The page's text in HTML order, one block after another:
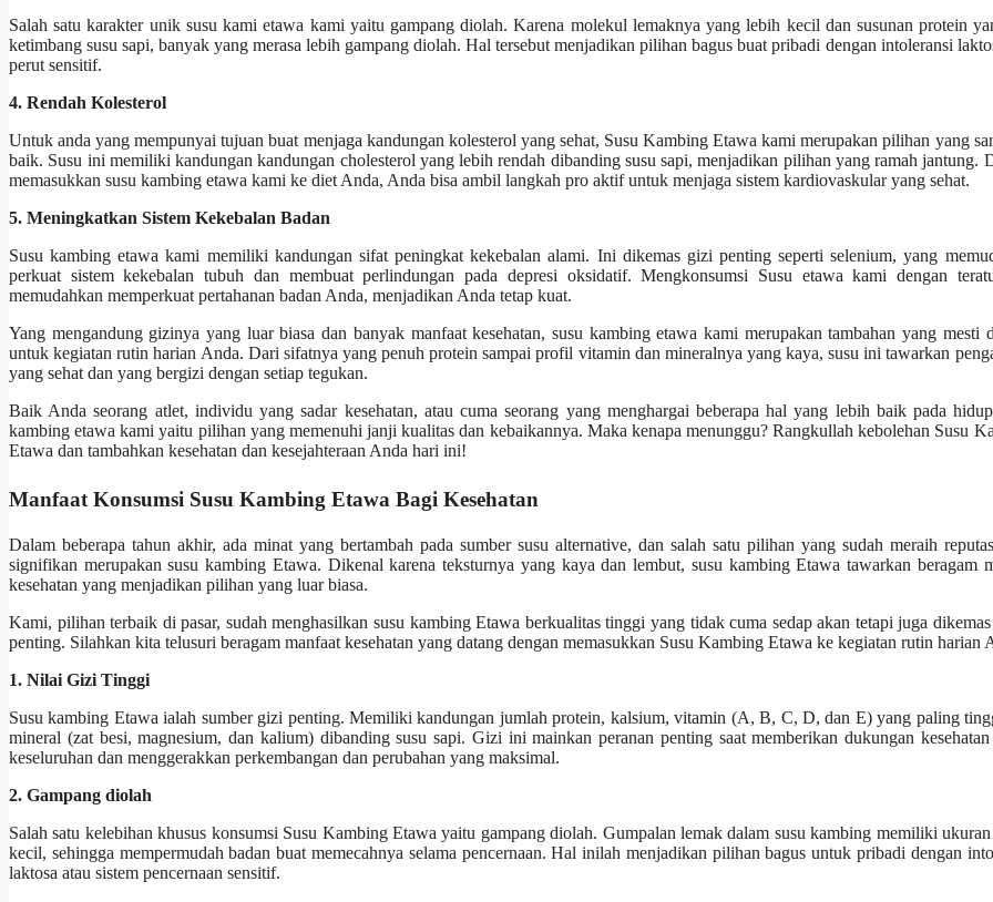
Salah satu karakter unik susu kami etawa kami yaitu gampang diolah. Karena molekul lemaknya yang lebih kecil dan susunan protein
ketimbang susu sapi, banyak yang merasa lebih gampang diolah. Hal tersebut menjadikan pilihan bagus buat pribadi dengan intoleransi
perut sensitif.
4. Rendah Kolesterol
Untuk anda yang mempunyai tujuan buat menjaga kandungan kolesterol yang sehat, Susu Kambing Etawa kami merupakan pilihan yang
baik. Susu ini memiliki kandungan kandungan cholesterol yang lebih rendah dibanding susu sapi, menjadikan pilihan yang ramah jantung.
memasukkan susu kambing etawa kami ke diet Anda, Anda bisa ambil langkah pro aktif untuk menjaga sistem kardiovaskular yang sehat.
5. Meningkatkan Sistem Kekebalan Badan
Susu kambing etawa kami memiliki kandungan sifat peningkat kekebalan alami. Ini dikemas gizi penting seperti selenium, yang
perkuat sistem kekebalan tubuh dan membuat perlindungan pada depresi oksidatif. Mengkonsumsi Susu etawa kami dengan
memudahkan memperkuat pertahanan badan Anda, menjadikan Anda tetap kuat.
Yang mengandung gizinya yang luar biasa dan banyak manfaat kesehatan, susu kambing etawa kami merupakan tambahan yang mesti
untuk kegiatan rutin harian Anda. Dari sifatnya yang penuh protein sampai profil vitamin dan mineralnya yang kaya, susu ini tawarkan
yang sehat dan yang bergizi dengan setiap tegukan.
Baik Anda seorang atlet, individu yang sadar kesehatan, atau cuma seorang yang menghargai beberapa hal yang lebih baik pada
kambing etawa kami yaitu pilihan yang memenuhi janji kualitas dan kebaikannya. Maka kenapa menunggu? Rangkullah kebolehan Susu
Etawa dan tambahkan kesehatan dan kesejahteraan Anda hari ini!
Manfaat Konsumsi Susu Kambing Etawa Bagi Kesehatan
Dalam beberapa tahun akhir, ada minat yang bertambah pada sumber susu alternative, dan salah satu pilihan yang sudah meraih
signifikan merupakan susu kambing Etawa. Dikenal karena teksturnya yang kaya dan lembut, susu kambing Etawa tawarkan beragam
kesehatan yang menjadikan pilihan yang luar biasa.
Kami, pilihan terbaik di pasar, sudah menghasilkan susu kambing Etawa berkualitas tinggi yang tidak cuma sedap akan tetapi juga
penting. Silahkan kita telusuri beragam manfaat kesehatan yang datang dengan memasukkan Susu Kambing Etawa ke kegiatan rutin harian
1. Nilai Gizi Tinggi
Susu kambing Etawa ialah sumber gizi penting. Memiliki kandungan jumlah protein, kalsium, vitamin (A, B, C, D, dan E) yang paling
mineral (zat besi, magnesium, dan kalium) dibanding susu sapi. Gizi ini mainkan peranan penting saat memberikan dukungan kesehatan
keseluruhan dan menggerakkan perkembangan dan perubahan yang maksimal.
2. Gampang diolah
Salah satu kelebihan khusus konsumsi Susu Kambing Etawa yaitu gampang diolah. Gumpalan lemak dalam susu kambing memiliki
kecil, sehingga mempermudah badan buat memecahnya selama pencernaan. Hal inilah menjadikan pilihan bagus untuk pribadi dengan
laktosa atau sistem pencernaan sensitif.